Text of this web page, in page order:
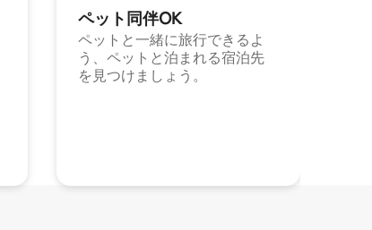
ペット同⁠伴OK
ペットと一緒に旅行できるよ
う、ペットと泊まれる宿泊先
を見つけましょう。